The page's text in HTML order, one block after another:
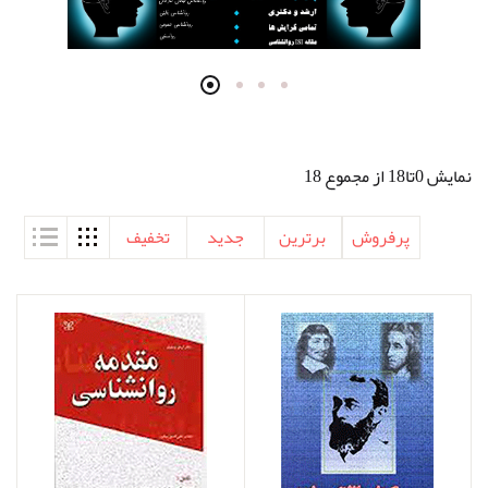
نمایش 0تا18 از مجموع 18
پرفروش
برترین جدید تخفیف